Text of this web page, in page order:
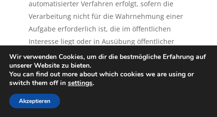
automatisierter Verfahren erfolgt, sofern die
Verarbeitung nicht für die Wahrnehmung einer
Aufgabe erforderlich ist, die im öffentlichen
Interesse liegt oder in Ausübung öffentlicher
Gewalt erfolgt, welche dem Verantwortlichen
übertragen wurde.
Ferner hat die betroffene Person bei der Ausübung
ihres Rechts auf Datenübertragbarkeit gemäß Art.
20 Abs. 1 DS-GVO das Recht, zu erwirken, dass die
Wir verwenden Cookies, um dir die bestmögliche Erfahrung auf
unserer Website zu bieten.
You can find out more about which cookies we are using or
switch them off in settings.
Akzeptieren